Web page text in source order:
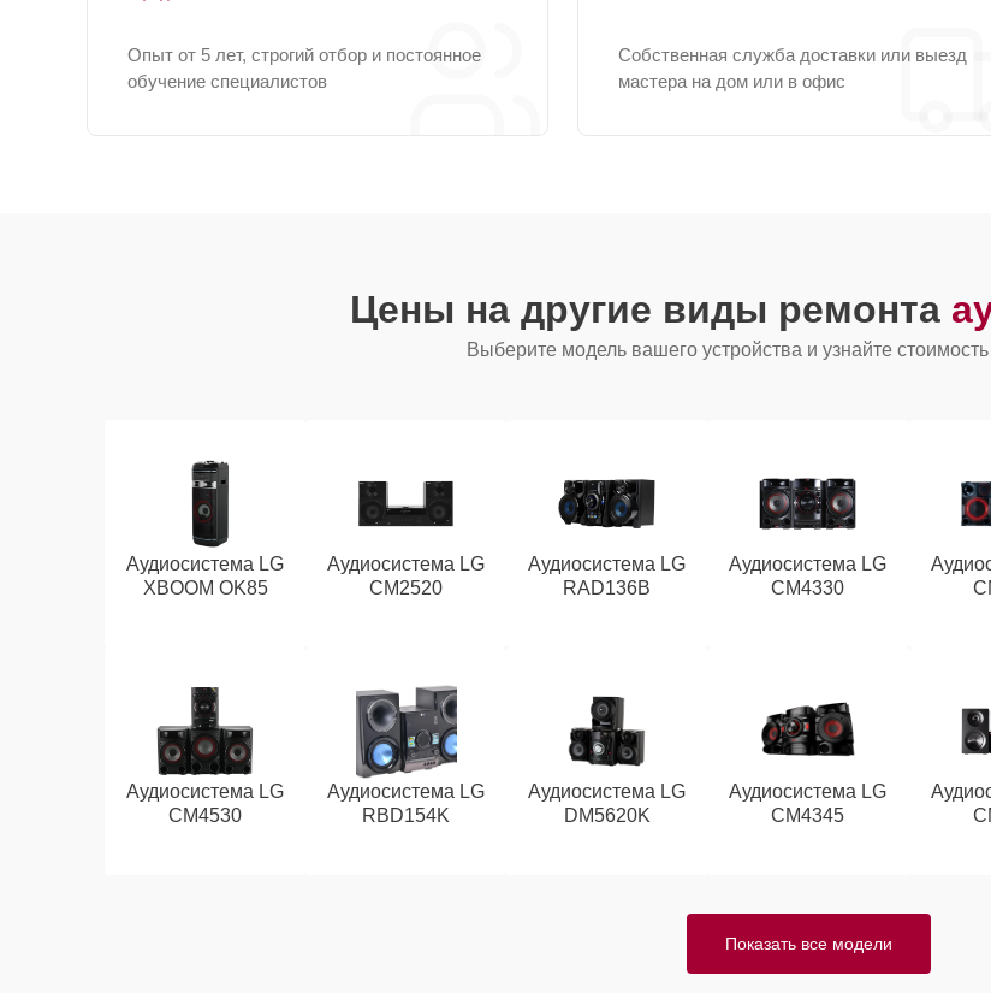
Опыт от 5 лет, строгий отбор и постоянное
обучение специалистов
Собственная служба доставки или выезд
мастера на дом или в офис
Цены на другие виды ремонта
Выберите модель вашего устройства и узнайте
Аудиосистема LG
XBOOM OK85
Аудиосистема LG
CM2520
Аудиосистема LG
RAD136B
Аудиосистема LG
CM4330
Аудиосистема LG
CM4530
Аудиосистема LG
RBD154K
Аудиосистема LG
DM5620K
Аудиосистема LG
CM4345
Показать все модели